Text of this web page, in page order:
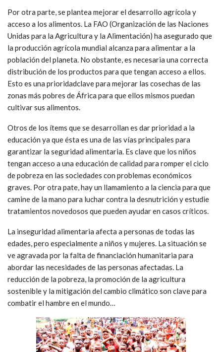
Por otra parte, se plantea mejorar el desarrollo agrícola y
acceso a los alimentos. La FAO (Organización de las Naciones
Unidas para la Agricultura y la Alimentación) ha asegurado que
la producción agrícola mundial alcanza para alimentar a la
población del planeta. No obstante, es necesaria una correcta
distribución de los productos para que tengan acceso a ellos.
Esto es una prioridadclave para mejorar las cosechas de las
zonas más pobres de África para que ellos mismos puedan
cultivar sus alimentos.
Otros de los ítems que se desarrollan es dar prioridad a la
educación ya que ésta es una de las vías principales para
garantizar la seguridad alimentaria. Es clave que los niños
tengan acceso a una educación de calidad para romper el ciclo
de pobreza en las sociedades con problemas económicos
graves. Por otra pate, hay un llamamiento a la ciencia para que
camine de la mano para luchar contra la desnutrición y estudie
tratamientos novedosos que pueden ayudar en casos críticos.
La inseguridad alimentaria afecta a personas de todas las
edades, pero especialmente a niños y mujeres. La situación se
ve agravada por la falta de financiación humanitaria para
abordar las necesidades de las personas afectadas. La
reducción de la pobreza, la promoción de la agricultura
sostenible y la mitigación del cambio climático son clave para
combatir el hambre en el mundo…